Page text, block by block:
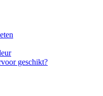
geschikt?